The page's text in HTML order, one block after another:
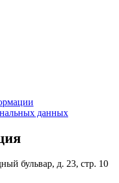
данных
бульвар, д. 23, стр. 10